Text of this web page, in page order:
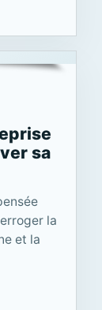
sa
la
et la